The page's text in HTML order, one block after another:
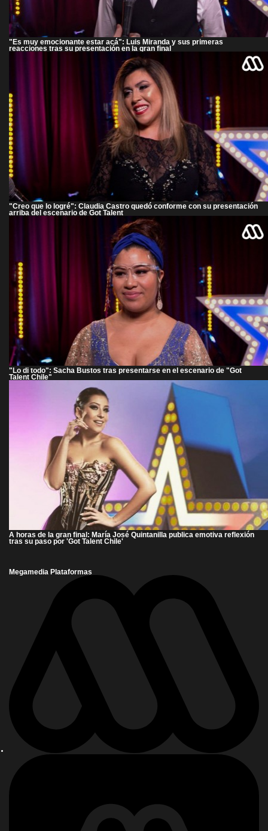
"Es muy emocionante estar acá": Luis Miranda y sus primeras
reacciones tras su presentación en la gran final
"Creo que lo logré": Claudia Castro quedó conforme con su presentación
arriba del escenario de Got Talent
"Lo di todo": Sacha Bustos tras presentarse en el escenario de "Got
Talent Chile"
A horas de la gran final: María José Quintanilla publica emotiva reflexión
tras su paso por 'Got Talent Chile'
Megamedia Plataformas